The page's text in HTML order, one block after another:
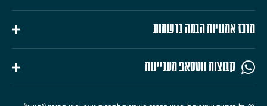
מרכז אמנויות הבמה ברשתות
קבוצות ווטסאפ מעניינות